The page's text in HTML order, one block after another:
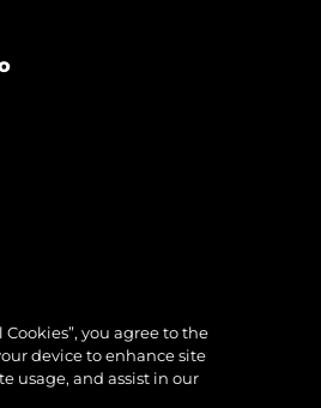
you agree to the
device to enhance site
usage, and assist in our